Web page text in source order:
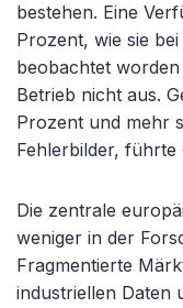
bestehen. Eine
Prozent, wie sie
beobachtet
Betrieb nicht aus.
Prozent und mehr
Fehlerbilder, führte
Die zentrale
weniger in der
Fragmentierte
industriellen Daten